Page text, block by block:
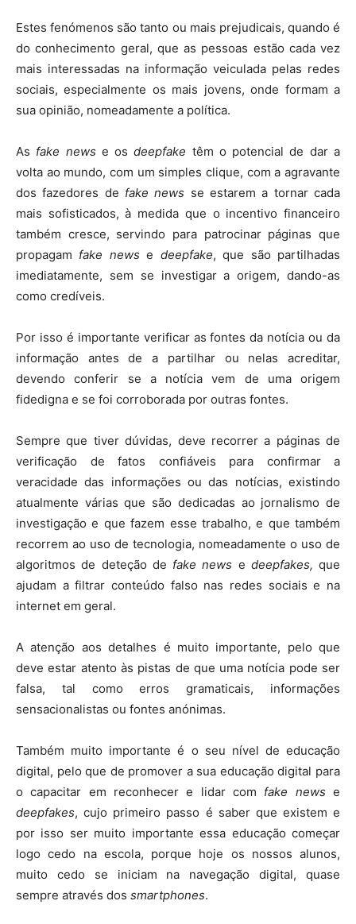
Estes fenómenos são tanto ou mais prejudicais, quando é
do conhecimento geral, que as pessoas estão cada vez
mais interessadas na informação veiculada pelas redes
sociais, especialmente os mais jovens, onde formam a
sua opinião, nomeadamente a política.
As fake news e osdeepfake têm o potencial de dar a
volta ao mundo, com um simples clique, com a agravante
dos fazedores de fake news se estarem a tornar cada
mais sofisticados, à medida que o incentivo financeiro
também cresce, servindo para patrocinar páginas que
propagam fake newse deepfake, que são partilhadas
imediatamente, sem se investigar a origem, dando-as
como credíveis.
Por isso é importante verificar as fontes da notícia ou da
informação antes de a partilhar ou nelas acreditar,
devendo conferir se a notícia vem de uma origem
fidedigna e se foi corroborada por outras fontes.
Sempre que tiver dúvidas, deve recorrer a páginas de
verificação de fatos confiáveis para confirmar a
veracidade das informações ou das notícias, existindo
atualmente várias que são dedicadas ao jornalismo de
investigação e que fazem esse trabalho, e que também
recorrem ao uso de tecnologia, nomeadamente o uso de
algoritmos de deteção de fake news e deepfakes, que
ajudam a filtrar conteúdo falso nas redes sociais e na
internet em geral.
A atenção aos detalhes é muito importante, pelo que
deve estar atento às pistas de que uma notícia pode ser
falsa, tal como erros gramaticais, informações
sensacionalistas ou fontes anónimas.
Também muito importante é o seu nível de educação
digital, pelo que de promover a sua educação digital para
o capacitar em reconhecer e lidar com fake news e
deepfakes, cujo primeiro passo é saber que existem e
por isso ser muito importante essa educação começar
logo cedo na escola, porque hoje os nossos alunos,
muito cedo se iniciam na navegação digital, quase
sempre através dos smartphones.